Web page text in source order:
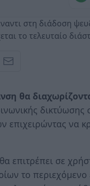
στη διάδοση
το τελευταίο
θα
δικτύωσης
επιχειρώντας να
επιτρέπει σε
το